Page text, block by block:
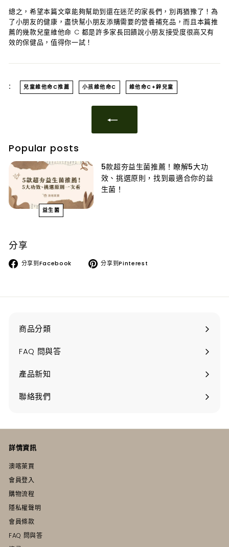
總之，希望本篇文章能夠幫助到還在迷茫的家長們，別再猶豫了！為
了小朋友的健康，盡快幫小朋友添購需要的營養補充品，而且本篇推
薦的幾款兒童維他命 C 都是許多家長回饋說小朋友接受度很高又有
效的保健品，值得你一試！
: 兒童維他命C推薦 小孩維他命C 維他命C+鋅兒童
Popular posts
益生菌
5款超夯益生菌推薦！瞭解5大功
效、挑選原則，找到最適合你的益
生菌！
分享
分享到Facebook 分享到Pinterest
商品分類
打
開
FAQ 問與答
產品新知
聯絡我們
詳情資訊
澳喀萊買
會員登入
購物流程
隱私權聲明
會員條款
FAQ 問與答